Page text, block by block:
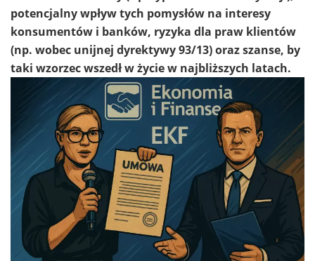
potencjalny wpływ tych pomysłów na interesy
konsumentów i banków, ryzyka dla praw klientów
(np. wobec unijnej dyrektywy 93/13) oraz szanse, by
taki wzorzec wszedł w życie w najbliższych latach.